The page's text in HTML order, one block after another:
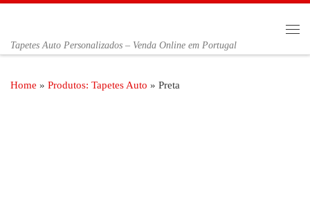
Tapetes Auto Personalizados – Venda Online em Portugal
Home » Produtos: Tapetes Auto » Preta